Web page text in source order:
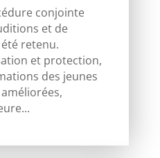
conjointe
et de
retenu.
et protection,
des jeunes